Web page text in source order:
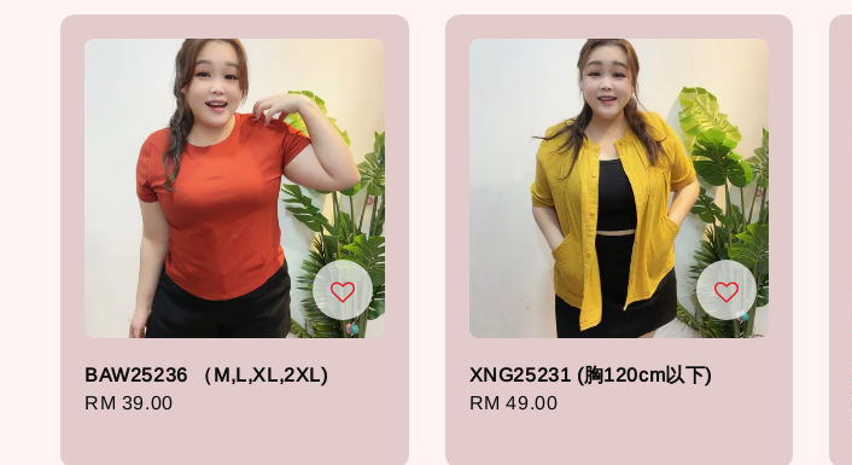
BAW25236 （M,L,XL,2XL)
Regular
RM 39.00
XNG25231 (胸120cm以下)
Regular
RM 49.00